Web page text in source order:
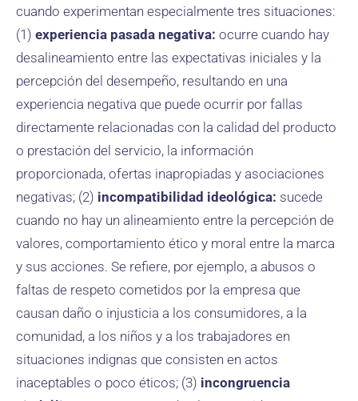
cuando experimentan especialmente tres situaciones:
(1) experiencia pasada negativa: ocurre cuando hay
desalineamiento entre las expectativas iniciales y la
percepción del desempeño, resultando en una
experiencia negativa que puede ocurrir por fallas
directamente relacionadas con la calidad del producto
o prestación del servicio, la información
proporcionada, ofertas inapropiadas y asociaciones
negativas; (2) incompatibilidad ideológica: sucede
cuando no hay un alineamiento entre la percepción de
valores, comportamiento ético y moral entre la marca
y sus acciones. Se refiere, por ejemplo, a abusos o
faltas de respeto cometidos por la empresa que
causan daño o injusticia a los consumidores, a la
comunidad, a los niños y a los trabajadores en
situaciones indignas que consisten en actos
inaceptables o poco éticos; (3) incongruencia